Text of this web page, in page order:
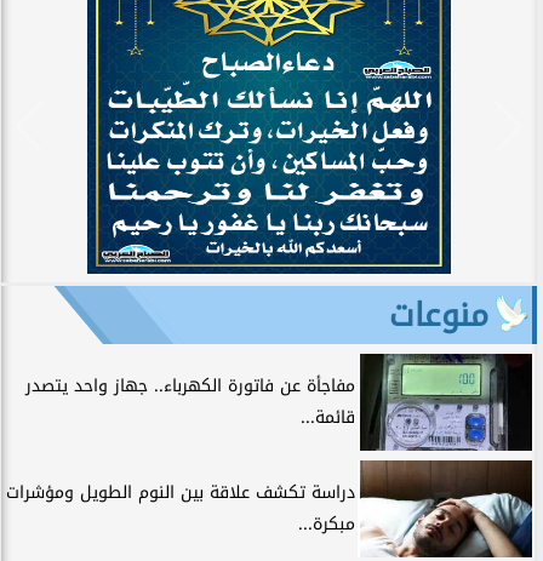
منوعات
مفاجأة عن فاتورة الكهرباء.. جهاز واحد يتصدر
قائمة...
دراسة تكشف علاقة بين النوم الطويل ومؤشرات
مبكرة...